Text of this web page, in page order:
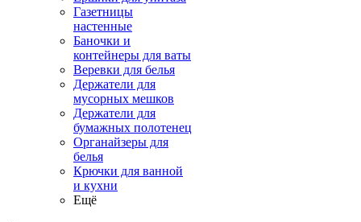
Газетницы
настенные
Баночки и
контейнеры для ваты
Веревки для белья
Держатели для
мусорных мешков
Держатели для
бумажных полотенец
Органайзеры для
белья
Крючки для ванной
и кухни
Ещё